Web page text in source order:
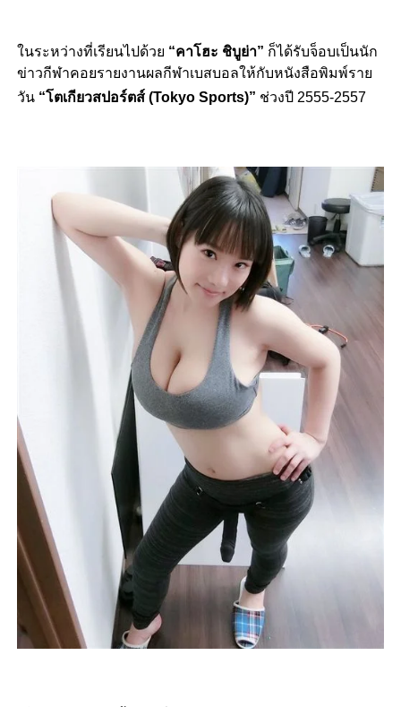
ในระหว่างที่เรียนไปด้วย “คาโฮะ ชิบูย่า” ก็ได้รับจ็อบเป็นนัก
ข่าวกีฬาคอยรายงานผลกีฬาเบสบอลให้กับหนังสือพิมพ์ราย
วัน “โตเกียวสปอร์ตส์ (Tokyo Sports)” ช่วงปี 2555-2557